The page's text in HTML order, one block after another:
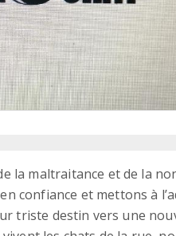
la maltraitance et de la
confiance et mettons à
triste destin vers une